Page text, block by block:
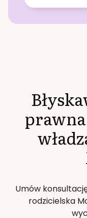
Umów
rodzicielska